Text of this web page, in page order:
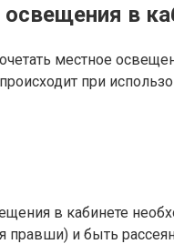
в
местное
при
в кабинете
правши) и быть